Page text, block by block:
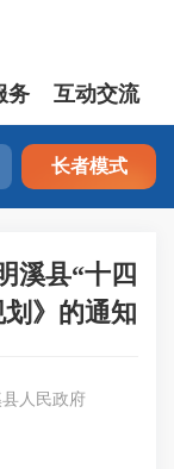
务 互动交流
长者模式
溪县“十四
》的通知
人民政府